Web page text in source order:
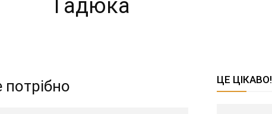
Гадюка
ЦЕ ЦІКАВО!